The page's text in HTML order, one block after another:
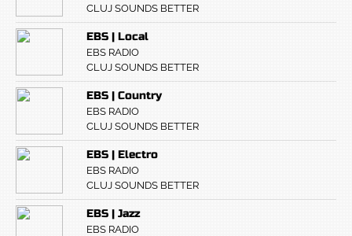
CLUJ SOUNDS BETTER
EBS | Local
EBS RADIO
CLUJ SOUNDS BETTER
EBS | Country
EBS RADIO
CLUJ SOUNDS BETTER
EBS | Electro
EBS RADIO
CLUJ SOUNDS BETTER
EBS | Jazz
EBS RADIO